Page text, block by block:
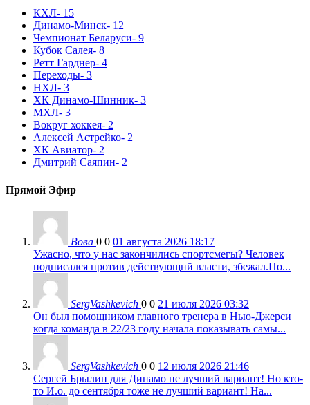
КХЛ- 15
Динамо-Минск- 12
Чемпионат Беларуси- 9
Кубок Салея- 8
Ретт Гарднер- 4
Переходы- 3
НХЛ- 3
ХК Динамо-Шинник- 3
МХЛ- 3
Вокруг хоккея- 2
Алексей Астрейко- 2
ХК Авиатор- 2
Дмитрий Саяпин- 2
Прямой Эфир
Вова 0 0 01 августа 2026 18:17
Ужасно, что у нас закончились спортсмегы? Человек
подписался против действующнй власти, збежал.По...
SergVashkevich 0 0 21 июля 2026 03:32
Он был помощником главного тренера в Нью-Джерси
когда команда в 22/23 году начала показывать самы...
SergVashkevich 0 0 12 июля 2026 21:46
Сергей Брылин для Динамо не лучший вариант! Но кто-
то И.о. до сентября тоже не лучший вариант! На...